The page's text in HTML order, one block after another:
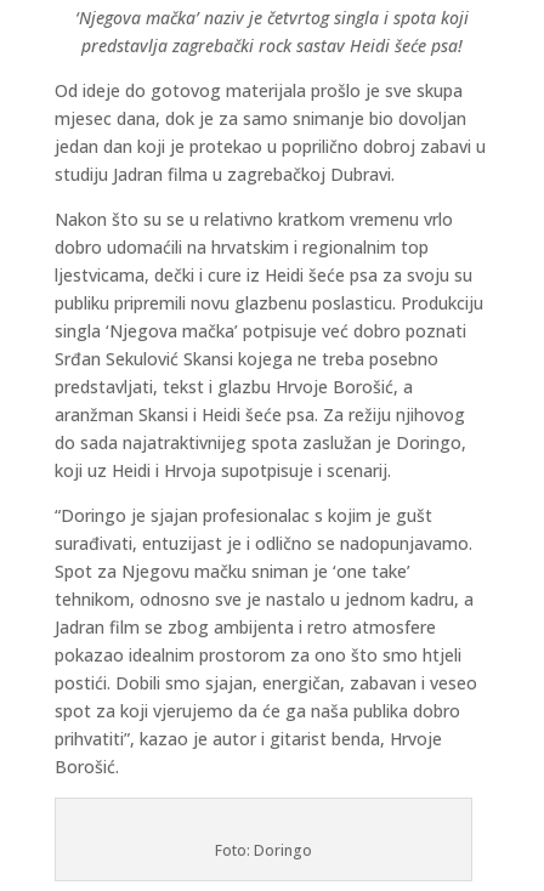
‘Njegova mačka’ naziv je četvrtog singla i spota koji
predstavlja zagrebački rock sastav Heidi šeće psa!
Od ideje do gotovog materijala prošlo je sve skupa
mjesec dana, dok je za samo snimanje bio dovoljan
jedan dan koji je protekao u poprilično dobroj zabavi u
studiju Jadran filma u zagrebačkoj Dubravi.
Nakon što su se u relativno kratkom vremenu vrlo
dobro udomaćili na hrvatskim i regionalnim top
ljestvicama, dečki i cure iz Heidi šeće psa za svoju su
publiku pripremili novu glazbenu poslasticu. Produkciju
singla ‘Njegova mačka’ potpisuje već dobro poznati
Srđan Sekulović Skansi kojega ne treba posebno
predstavljati, tekst i glazbu Hrvoje Borošić, a
aranžman Skansi i Heidi šeće psa. Za režiju njihovog
do sada najatraktivnijeg spota zaslužan je Doringo,
koji uz Heidi i Hrvoja supotpisuje i scenarij.
“Doringo je sjajan profesionalac s kojim je gušt
surađivati, entuzijast je i odlično se nadopunjavamo.
Spot za Njegovu mačku sniman je ‘one take’
tehnikom, odnosno sve je nastalo u jednom kadru, a
Jadran film se zbog ambijenta i retro atmosfere
pokazao idealnim prostorom za ono što smo htjeli
postići. Dobili smo sjajan, energičan, zabavan i veseo
spot za koji vjerujemo da će ga naša publika dobro
prihvatiti”, kazao je autor i gitarist benda, Hrvoje
Borošić.
Foto: Doringo